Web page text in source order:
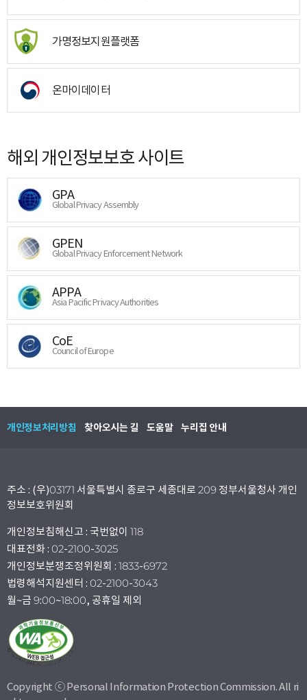
가명정보지원플랫폼
온마이데이터
해외 개인정보보호 사이트
GPA
Global Privacy Assembly
GPEN
Global Privacy Enforcement Network
APPA
Asia Pacific Privacy Authorities
CoE
Council of Europe
개인정보처리방침 찾아오시는 길 도움말 누리집 안내
주소 : (우)03171 서울특별시 종로구 세종대로 209 정부서울청사 개인
정보보호위원회
개인정보침해신고 : 국번없이 118
대표전화 : 02-2100-3025
개인정보분쟁조정위원회 : 1833-6972
법령해석지원센터 : 02-2100-3043
월~금 9:00~18:00, 공휴일 제외
Copyright ⓒ Personal Information Protection Commission. All ri